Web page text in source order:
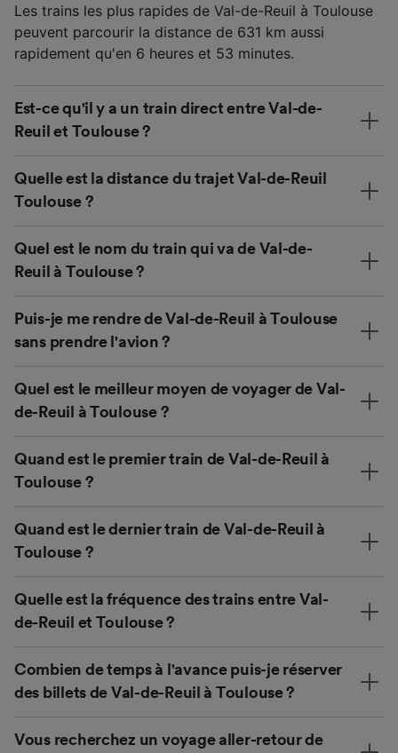
Les trains les plus rapides de Val-de-Reuil à Toulouse
peuvent parcourir la distance de 631 km aussi
rapidement qu'en 6 heures et 53 minutes.
Est-ce qu'il y a un train direct entre Val-de-
Reuil et Toulouse ?
Quelle est la distance du trajet Val-de-Reuil
Toulouse ?
Quel est le nom du train qui va de Val-de-
Reuil à Toulouse ?
Puis-je me rendre de Val-de-Reuil à Toulouse
sans prendre l'avion ?
Quel est le meilleur moyen de voyager de Val-
de-Reuil à Toulouse ?
Quand est le premier train de Val-de-Reuil à
Toulouse ?
Quand est le dernier train de Val-de-Reuil à
Toulouse ?
Quelle est la fréquence des trains entre Val-
de-Reuil et Toulouse ?
Combien de temps à l'avance puis-je réserver
des billets de Val-de-Reuil à Toulouse ?
Vous recherchez un voyage aller-retour de